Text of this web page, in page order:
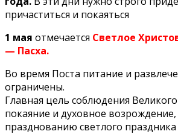
причаститься и покаяться
1 мая отмечается Светлое
— Пасха.
Во время Поста питание и
ограничены.
Главная цель соблюдения
покаяние и духовное
празднованию светлого праздника